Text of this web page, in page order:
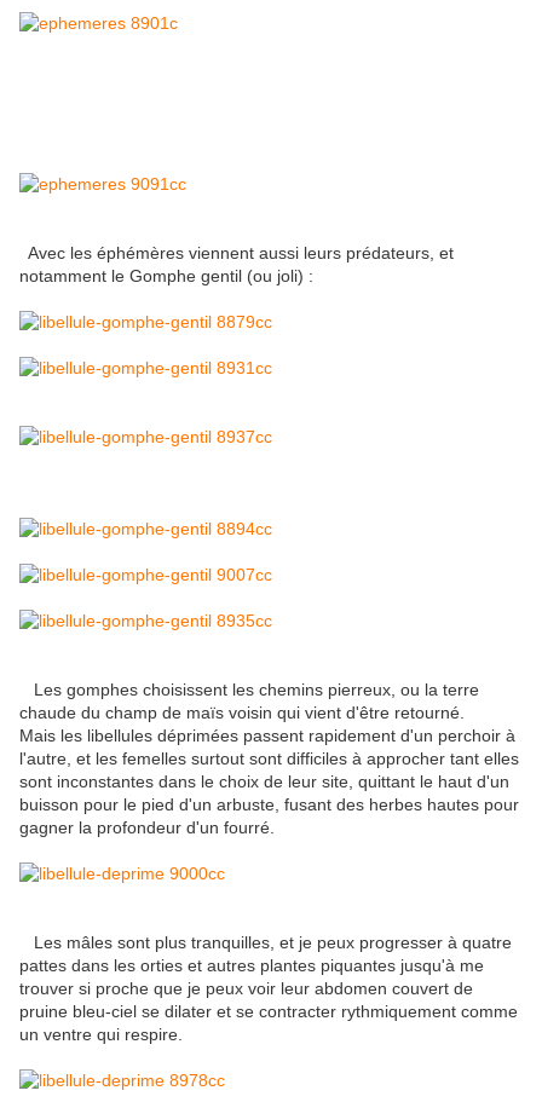
Avec les éphémères viennent aussi leurs prédateurs, et
notamment le Gomphe gentil (ou joli) :
Les gomphes choisissent les chemins pierreux, ou la terre
chaude du champ de maïs voisin qui vient d'être retourné.
Mais les libellules déprimées passent rapidement d'un perchoir à
l'autre, et les femelles surtout sont difficiles à approcher tant elles
sont inconstantes dans le choix de leur site, quittant le haut d'un
buisson pour le pied d'un arbuste, fusant des herbes hautes pour
gagner la profondeur d'un fourré.
Les mâles sont plus tranquilles, et je peux progresser à quatre
pattes dans les orties et autres plantes piquantes jusqu'à me
trouver si proche que je peux voir leur abdomen couvert de
pruine bleu-ciel se dilater et se contracter rythmiquement comme
un ventre qui respire.